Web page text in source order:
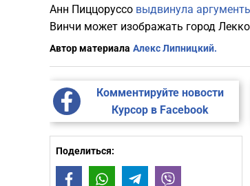
Анн Пиццоруссо выдвинула
Винчи может изображать город
Автор материала Алекс Липницкий.
Комментируйте новости
Курсор в Facebook
Поделиться:
FacebookWhatsAppTelegram